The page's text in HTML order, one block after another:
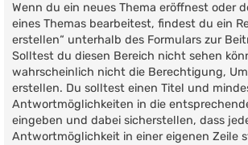
Wenn du ein neues Thema eröffnest oder
eines Themas bearbeitest, findest du ein
erstellen“ unterhalb des Formulars zur
Solltest du diesen Bereich nicht sehen
wahrscheinlich nicht die Berechtigung,
erstellen. Du solltest einen Titel und
Antwortmöglichkeiten in die
eingeben und dabei sicherstellen, dass
Antwortmöglichkeit in einer eigenen Zeile